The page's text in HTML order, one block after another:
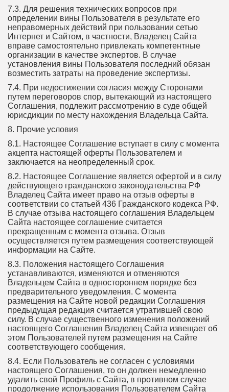
7.3. Для решения технических вопросов при
определении вины Пользователя в результате его
неправомерных действий при пользовании сетью
Интернет и Сайтом, в частности, Владелец Сайта
вправе самостоятельно привлекать компетентные
организации в качестве экспертов. В случае
установления вины Пользователя последний обязан
возместить затраты на проведение экспертизы.
7.4. При недостижении согласия между Сторонами
путем переговоров спор, вытекающий из настоящего
Соглашения, подлежит рассмотрению в суде общей
юрисдикции по месту нахождения Владельца Сайта.
8. Прочие условия
8.1. Настоящее Соглашение вступает в силу с момента
акцепта настоящей оферты Пользователем и
заключается на неопределенный срок.
8.2. Настоящее Соглашение является офертой и в силу
действующего гражданского законодательства РФ
Владелец Сайта имеет право на отзыв оферты в
соответствии со статьей 436 Гражданского кодекса РФ.
В случае отзыва настоящего соглашения Владельцем
Сайта настоящее соглашение считается
прекращенным с момента отзыва. Отзыв
осуществляется путем размещения соответствующей
информации на Сайте.
8.3. Положения настоящего Соглашения
устанавливаются, изменяются и отменяются
Владельцем Сайта в одностороннем порядке без
предварительного уведомления. С момента
размещения на Сайте новой редакции Соглашения
предыдущая редакция считается утратившей свою
силу. В случае существенного изменения положений
настоящего Соглашения Владелец Сайта извещает об
этом Пользователей путем размещения на Сайте
соответствующего сообщения.
8.4. Если Пользователь не согласен с условиями
настоящего Соглашения, то он должен немедленно
удалить свой Профиль с Сайта, в противном случае
продолжение использования Пользователем Сайта